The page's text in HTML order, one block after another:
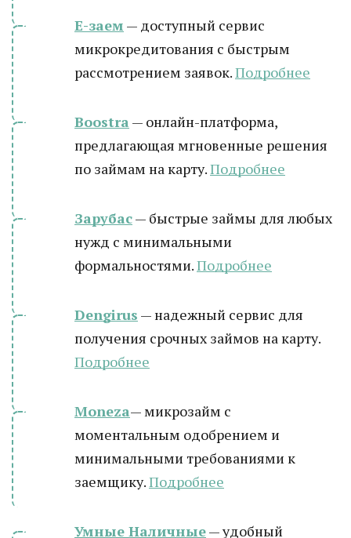
Е-заем — доступный сервис
микрокредитования с быстрым
рассмотрением заявок.Подробнее
Boostra — онлайн-платформа,
предлагающая мгновенные решения
по займам на карту.Подробнее
Зарубас— быстрые займы для любых
нужд с минимальными
формальностями.Подробнее
Dengirus — надежный сервис для
получения срочных займов на карту.
Подробнее
Moneza— микрозайм с
моментальным одобрением и
минимальными требованиями к
заемщику.Подробнее
Умные Наличные— удобный